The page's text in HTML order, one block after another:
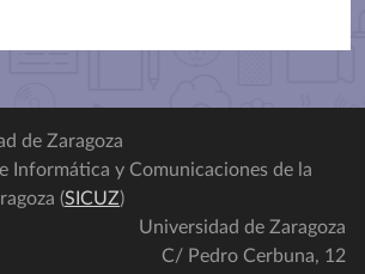
de Zaragoza
Informática y Comunicaciones de la
(SICUZ)
Universidad de Zaragoza
C/ Pedro Cerbuna, 12